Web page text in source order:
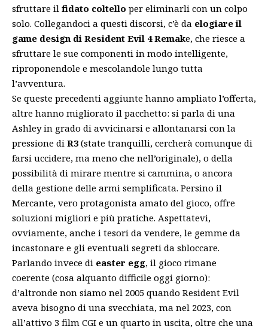
sfruttare il fidato coltello per eliminarli con un colpo
solo. Collegandoci a questi discorsi, c’è da elogiare il
game design di Resident Evil 4 Remake, che riesce a
sfruttare le sue componenti in modo intelligente,
riproponendole e mescolandole lungo tutta
l’avventura.
Se queste precedenti aggiunte hanno ampliato l’offerta,
altre hanno migliorato il pacchetto: si parla di una
Ashley in grado di avvicinarsi e allontanarsi con la
pressione di R3 (state tranquilli, cercherà comunque di
farsi uccidere, ma meno che nell’originale), o della
possibilità di mirare mentre si cammina, o ancora
della gestione delle armi semplificata. Persino il
Mercante, vero protagonista amato del gioco, offre
soluzioni migliori e più pratiche. Aspettatevi,
ovviamente, anche i tesori da vendere, le gemme da
incastonare e gli eventuali segreti da sbloccare.
Parlando invece di easter egg, il gioco rimane
coerente (cosa alquanto difficile oggi giorno):
d’altronde non siamo nel 2005 quando Resident Evil
aveva bisogno di una svecchiata, ma nel 2023, con
all’attivo 3 film CGI e un quarto in uscita, oltre che una